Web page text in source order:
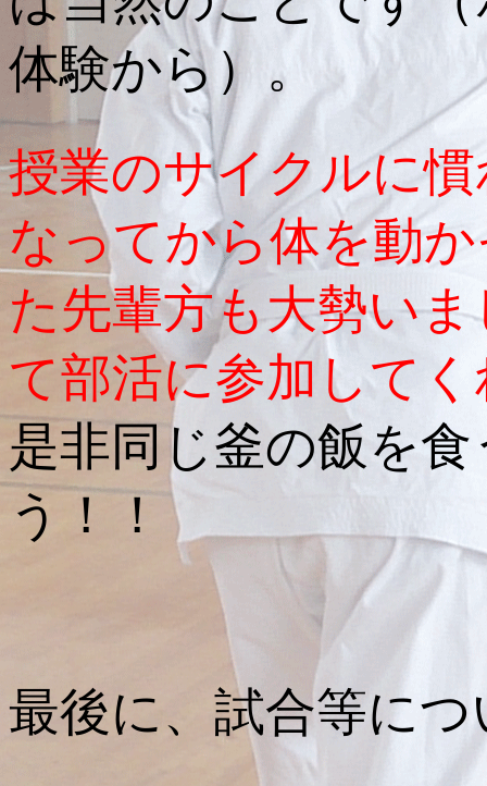
体験から）。
授業のサイクルに
なってから体を動
た先輩方も大勢い
て部活に参加して
是非同じ釜の飯を
う！！
最後に、試合等につ